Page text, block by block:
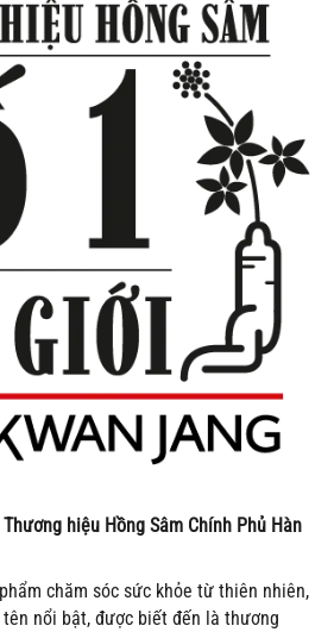
hiệu Hồng Sâm Chính Phủ Hàn
chăm sóc sức khỏe từ thiên nhiên,
nổi bật, được biết đến là thương